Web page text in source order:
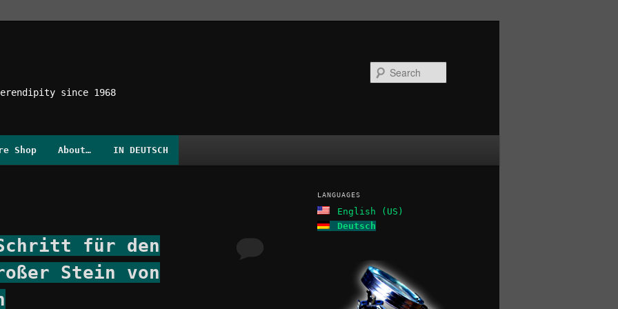
since 1968
Shop About… IN DEUTSCH
für den
Stein von
LANGUAGES
English (US)
Deutsch